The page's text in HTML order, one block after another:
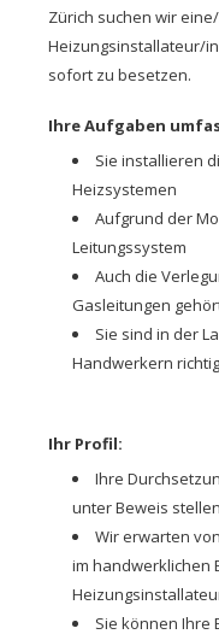
Zürich suchen wir
Heizungsinstallateur/
sofort zu besetzen.
Ihre Aufgaben
Sie installieren
Heizsystemen
Aufgrund der
Leitungssystem
Auch die
Gasleitungen
Sie sind in der
Handwerkern
Ihr Profil:
Ihre
unter Beweis stellen
Wir erwarten
im handwerklichen
Sie können Ihre